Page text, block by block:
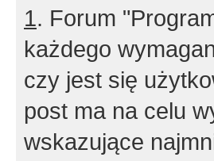
1. Forum
każdego
czy jest się
post ma na celu
wskazujące